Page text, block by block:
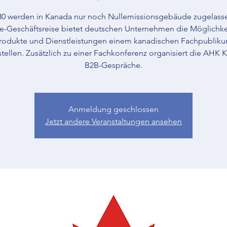
werden in Kanada nur noch Nullemissionsgebäude
Geschäftsreise bietet deutschen Unternehmen die
und Dienstleistungen einem kanadischen
Zusätzlich zu einer Fachkonferenz organisiert die AHK
B2B-Gespräche.
Anmeldung geschlossen
Jetzt andere Veranstaltungen ansehen